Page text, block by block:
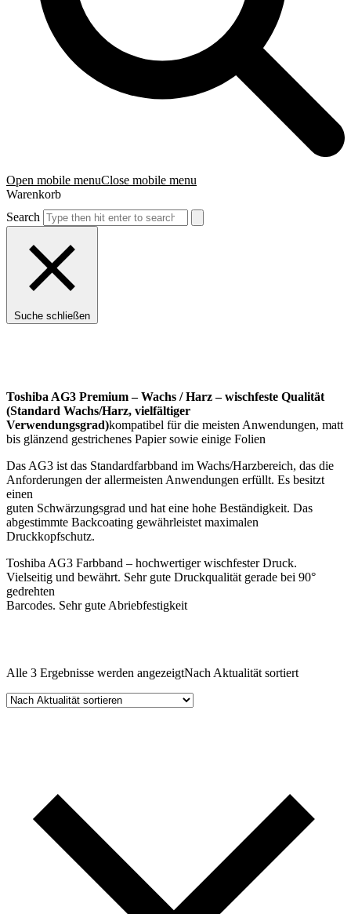
Open mobile menuClose mobile menu
Warenkorb
Search
Suche schließen
Toshiba AG3 Premium – Wachs / Harz – wischfeste Qualität
(Standard Wachs/Harz, vielfältiger
Verwendungsgrad)kompatibel für die meisten Anwendungen, matt
bis glänzend gestrichenes Papier sowie einige Folien
Das AG3 ist das Standardfarbband im Wachs/Harzbereich, das die
Anforderungen der allermeisten Anwendungen erfüllt. Es besitzt
einen
guten Schwärzungsgrad und hat eine hohe Beständigkeit. Das
abgestimmte Backcoating gewährleistet maximalen
Druckkopfschutz.
Toshiba AG3 Farbband – hochwertiger wischfester Druck.
Vielseitig und bewährt. Sehr gute Druckqualität gerade bei 90°
gedrehten
Barcodes. Sehr gute Abriebfestigkeit
Alle 3 Ergebnisse werden angezeigtNach Aktualität sortiert